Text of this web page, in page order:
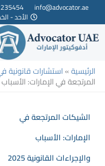
تخطي
المحتوى
info@advocator.ae
الأحد -
الرئيسية» استشارات قانونية
المرتجعة في الإمارات: الأسباب
الشيكات المرتجعة في
الإمارات: الأسباب
والإجراءات القانونية 2025